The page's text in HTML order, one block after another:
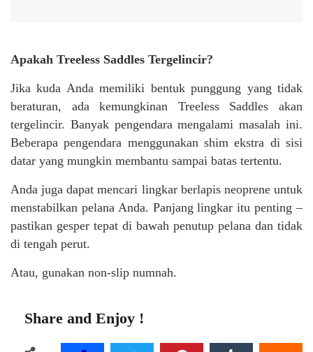
Apakah Treeless Saddles Tergelincir?
Jika kuda Anda memiliki bentuk punggung yang tidak
beraturan, ada kemungkinan Treeless Saddles akan
tergelincir. Banyak pengendara mengalami masalah ini.
Beberapa pengendara menggunakan shim ekstra di sisi
datar yang mungkin membantu sampai batas tertentu.
Anda juga dapat mencari lingkar berlapis neoprene untuk
menstabilkan pelana Anda. Panjang lingkar itu penting –
pastikan gesper tepat di bawah penutup pelana dan tidak
di tengah perut.
Atau, gunakan non-slip numnah.
Share and Enjoy !